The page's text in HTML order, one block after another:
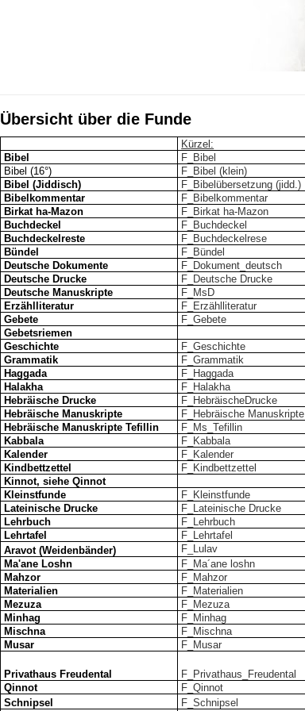
Übersicht über die Funde
Kürzel:
Bibel
F_Bibel
Bibel (16°)
F_Bibel (klein)
Bibel (Jiddisch)
F_Bibelübersetzung(jidd.)
Bibelkommentar
F_Bibelkommentar
Birkatha-Mazon F_Birkat ha-Mazon
Buchdeckel
F_Buchdeckel
Buchdeckelreste
F_Buchdeckelrese
Bündel
F_Bündel
Deutsche Dokumente
F_Dokument_deutsch
Deutsche Drucke
F_Deutsche Drucke
Deutsche Manuskripte
F_MsD
Erzählliteratur
F_Erzählliteratur
Gebete
F_Gebete
Gebetsriemen
Geschichte
F_Geschichte
Grammatik
F_Grammatik
Haggada
F_Haggada
Halakha
F_Halakha
Hebräische Drucke
F_HebräischeDrucke
Hebräische Manuskripte
F_Hebräische Manuskripte
Hebräische Manuskripte Tefillin
F_Ms_Tefillin
Kabbala
F_Kabbala
Kalender
F_Kalender
Kindbettzettel
F_Kindbettzettel
Kinnot, siehe Qinnot
Kleinstfunde
F_Kleinstfunde
Lateinische Drucke
F_Lateinische Drucke
Lehrbuch
F_Lehrbuch
Lehrtafel
F_Lehrtafel
Aravot (Weidenbänder)
F_Lulav
Ma'ane Loshn F_Ma´ane loshn
Mahzor
F_Mahzor
Materialien
F_Materialien
Mezuza
F_Mezuza
Minhag
F_Minhag
Mischna
F_Mischna
Musar
F_Musar
Privathaus Freudental F_Privathaus_Freudental
Qinnot
F_Qinnot
Schnipsel
F_Schnipsel